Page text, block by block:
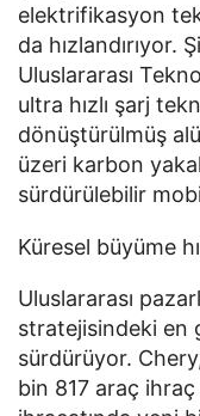
elektrifikasyon
da hızlandırıyor.
Uluslararası
ultra hızlı şarj
dönüştürülmüş
üzeri karbon
sürdürülebilir
Küresel büyüme
Uluslararası
stratejisindeki en
sürdürüyor.
bin 817 araç